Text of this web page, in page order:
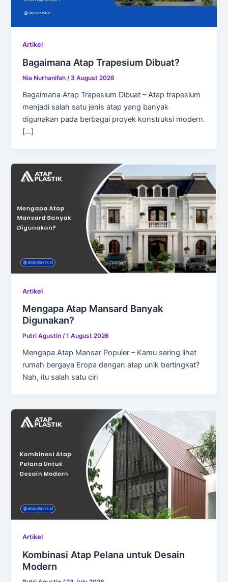
Artikel
Bagaimana Atap Trapesium Dibuat?
Nia Nurhanifah / 3 August 2026
Bagaimana Atap Trapesium Dibuat – Atap trapesium
menjadi salah satu jenis atap yang banyak
digunakan pada berbagai proyek konstruksi modern.
[…]
Artikel
Mengapa Atap Mansard Banyak
Digunakan?
Putri Agustin/1 August 2026
Mengapa Atap Mansar Populer – Kamu sering lihat
rumah bergaya Eropa dengan atap unik bertingkat?
Nah, itu salah satu ciri
Artikel
Kombinasi Atap Pelana untuk Desain
Modern